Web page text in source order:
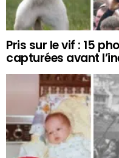
Pris sur le vif : 15
capturées avant